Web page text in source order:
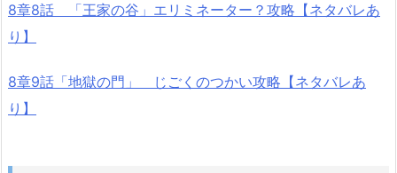
8章8話 「王家の谷」エリミネーター？攻略【ネタバレあ
り】
8章9話「地獄の門」 じごくのつかい攻略【ネタバレあ
り】